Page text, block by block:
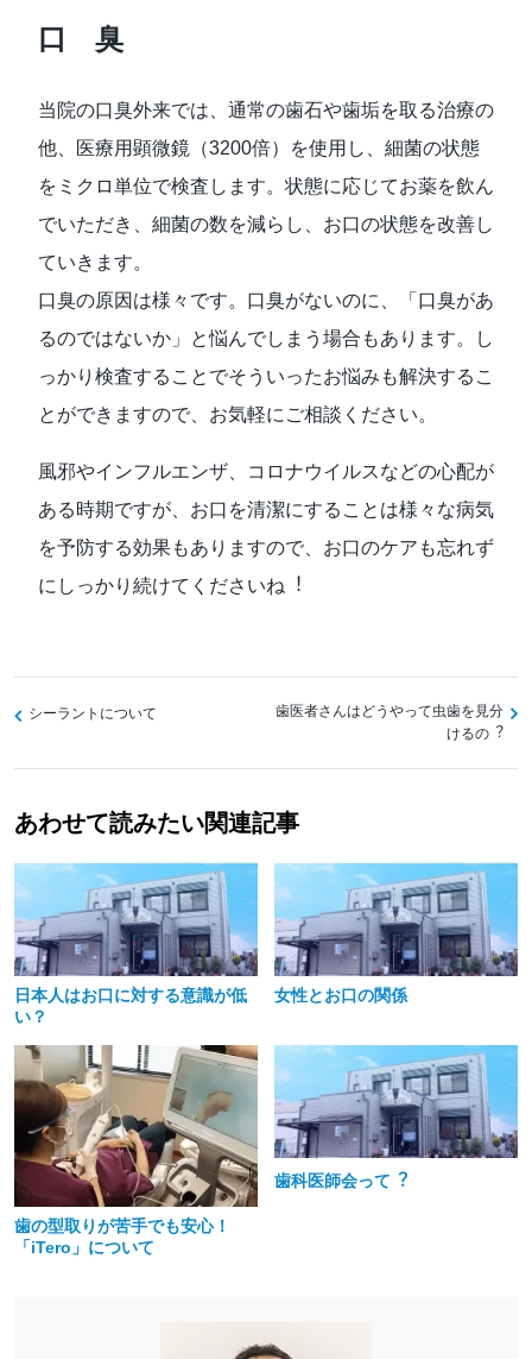
口 臭
当院の口臭外来では、通常の歯石や歯垢を取る治療の
他、医療用顕微鏡（3200倍）を使用し、細菌の状態
をミクロ単位で検査します。状態に応じてお薬を飲ん
でいただき、細菌の数を減らし、お口の状態を改善し
ていきます。
⼝臭の原因は様々です。⼝臭がないのに、「⼝臭があ
るのではないか」と悩んでしまう場合もあります。し
っかり検査することでそういったお悩みも解決するこ
とができますので、お気軽にご相談ください。
⾵邪やインフルエンザ、コロナウイルスなどの⼼配が
ある時期ですが、お⼝を清潔にすることは様々な病気
を予防する効果もありますので、お⼝のケアも忘れず
にしっかり続けてくださいね︕
投
ビ
ゲ
ー
シ
ョ
ン
シーラントについて
⻭医者さんはどうやって⾍⻭を⾒分
けるの︖
あわせて読みたい関連記事
日本人はお口に対する意識が低
い？
女性とお口の関係
歯の型取りが苦手でも安心！
「iTero」について
⻭科医師会って︖